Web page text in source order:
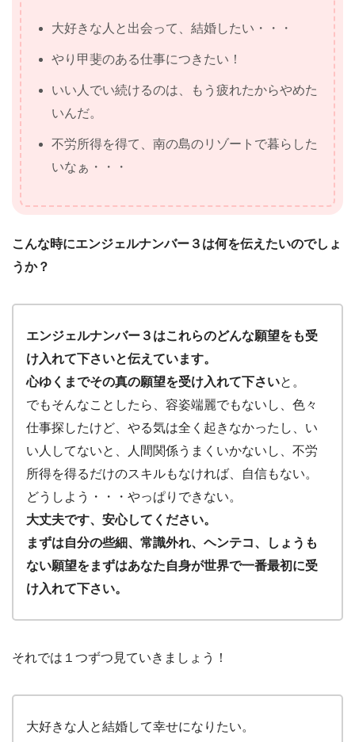
大好きな人と出会って、結婚したい・・・
やり甲斐のある仕事につきたい！
いい人でい続けるのは、もう疲れたからやめた
いんだ。
不労所得を得て、南の島のリゾートで暮らした
いなぁ・・・
こんな時にエンジェルナンバー３ は何を伝えたいのでしょ
うか？
エンジェルナンバー３はこれらのどんな願望をも受
け入れて下さいと伝えています。
心ゆくまでその真の願望を受け入れて下さいと。
でもそんなことしたら、容姿端麗でもないし、色々
仕事探したけど、やる気は全く起きなかったし、い
い人してないと、人間関係うまくいかないし、不労
所得を得るだけのスキルもなければ、自信もない。
どうしよう・・・やっぱりできない。
大丈夫です、安心してください。
まずは自分の些細、常識外れ、ヘンテコ、しょうも
ない願望をまずはあなた自身が世界で一番最初に受
け入れて下さい。
それでは１つずつ見ていきましょう！
大好きな人と結婚して幸せになりたい。